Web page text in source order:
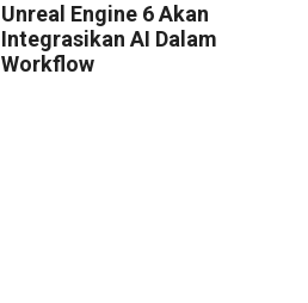
Unreal Engine 6 Akan
Integrasikan AI Dalam
Workflow